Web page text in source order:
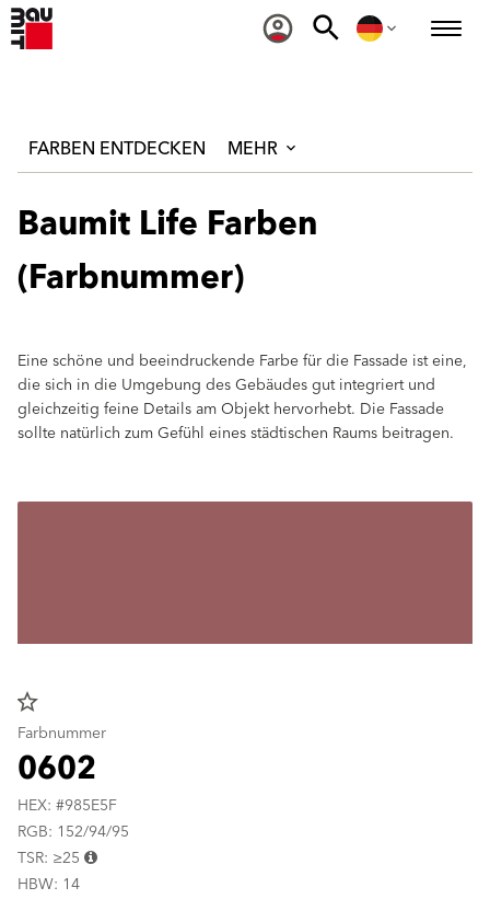
FARBEN ENTDECKEN MEHR
Baumit Life Farben
(Farbnummer)
Eine schöne und beeindruckende Farbe für die Fassade ist eine,
die sich in die Umgebung des Gebäudes gut integriert und
gleichzeitig feine Details am Objekt hervorhebt. Die Fassade
sollte natürlich zum Gefühl eines städtischen Raums beitragen.
star_border
Farbnummer
0602
HEX: #985E5F
RGB: 152/94/95
TSR: ≥25
HBW: 14